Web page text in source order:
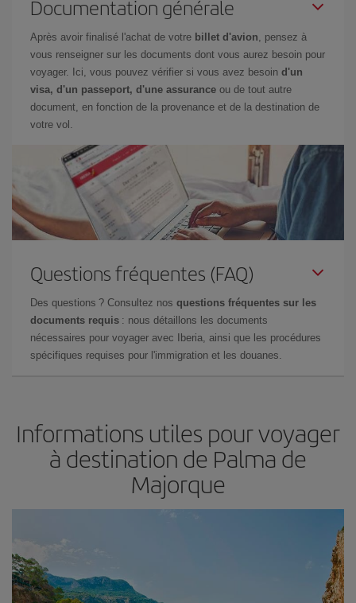
Documentation générale
Après avoir finalisé l'achat de votre billet d'avion, pensez à
vous renseigner sur les documents dont vous aurez besoin pour
voyager. Ici, vous pouvez vérifier si vous avez besoin d'un
visa, d'un passeport, d'une assurance ou de tout autre
document, en fonction de la provenance et de la destination de
votre vol.
Questions fréquentes (FAQ)
Des questions ? Consultez nos questions fréquentes sur les
documents requis : nous détaillons les documents
nécessaires pour voyager avec Iberia, ainsi que les procédures
spécifiques requises pour l'immigration et les douanes.
Informations utiles pour voyager
à destination de Palma de
Majorque